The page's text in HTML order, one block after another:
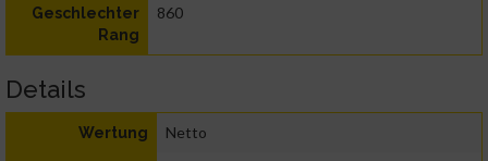
Geschlechter
Rang
860
Details
Wertung Netto